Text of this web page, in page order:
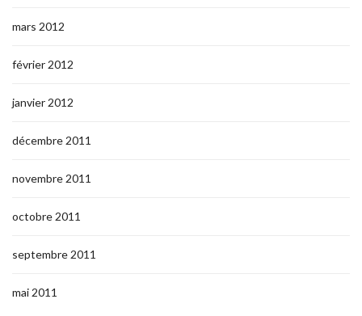
mars 2012
février 2012
janvier 2012
décembre 2011
novembre 2011
octobre 2011
septembre 2011
mai 2011